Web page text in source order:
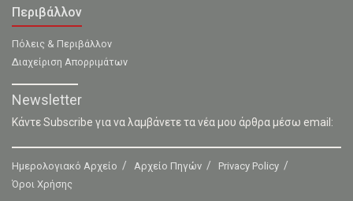
Περιβάλλον
Πόλεις & Περιβάλλον
Διαχείριση Απορριμάτων
Newsletter
Κάντε Subscribe για να λαμβάνετε τα νέα μου άρθρα μέσω email:
Ημερολογιακό Αρχείο Αρχείο Πηγών
Privacy Policy
Όροι Χρήσης